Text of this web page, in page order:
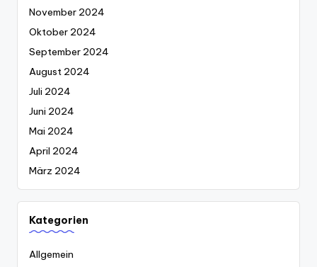
November 2024
Oktober 2024
September 2024
August 2024
Juli 2024
Juni 2024
Mai 2024
April 2024
März 2024
Kategorien
Allgemein